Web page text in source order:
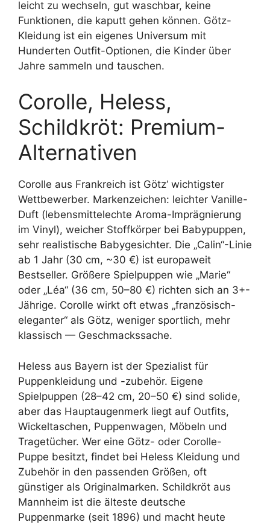
leicht zu wechseln, gut waschbar, keine
Funktionen, die kaputt gehen können. Götz-
Kleidung ist ein eigenes Universum mit
Hunderten Outfit-Optionen, die Kinder über
Jahre sammeln und tauschen.
Corolle, Heless,
Schildkröt: Premium-
Alternativen
Corolle aus Frankreich ist Götz‘ wichtigster
Wettbewerber. Markenzeichen: leichter Vanille-
Duft (lebensmittelechte Aroma-Imprägnierung
im Vinyl), weicher Stoffkörper bei Babypuppen,
sehr realistische Babygesichter. Die „Calin“-Linie
ab 1 Jahr (30 cm, ~30 €) ist europaweit
Bestseller. Größere Spielpuppen wie „Marie“
oder „Léa“ (36 cm, 50–80 €) richten sich an 3+-
Jährige. Corolle wirkt oft etwas „französisch-
eleganter“ als Götz, weniger sportlich, mehr
klassisch — Geschmackssache.
Heless aus Bayern ist der Spezialist für
Puppenkleidung und -zubehör. Eigene
Spielpuppen (28–42 cm, 20–50 €) sind solide,
aber das Hauptaugenmerk liegt auf Outfits,
Wickeltaschen, Puppenwagen, Möbeln und
Tragetücher. Wer eine Götz- oder Corolle-
Puppe besitzt, findet bei Heless Kleidung und
Zubehör in den passenden Größen, oft
günstiger als Originalmarken. Schildkröt aus
Mannheim ist die älteste deutsche
Puppenmarke (seit 1896) und macht heute